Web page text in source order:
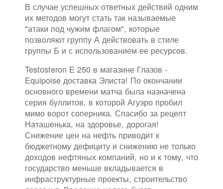
В случае успешных ответных действий одним
их методов могут стать так называемые
"атаки под чужим флагом", которые
позволяют группу А действовать в стиле
группы Б и с использованием ее ресурсов.
Testosteron E 250 в магазине Глазов -
Equipoise доставка Элиста! По окончании
основного времени матча была назначена
серия буллитов, в которой Агуэро пробил
мимо ворот соперника. Спасибо за рецепт
Наташенька, на здоровье, дорогая!
Снижение цен на нефть приводит к
бюджетному дефициту и снижению не только
доходов нефтяных компаний, но и к тому, что
государство меньше вкладывается в
инфраструктурные проекты, строительство